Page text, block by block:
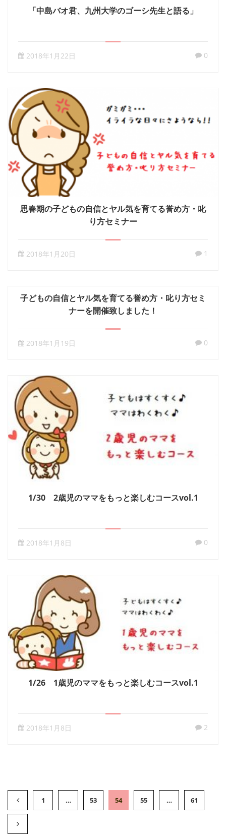
「中島バオ君、九州大学のゴーシ先生と語る」
2018年1月22日 0
思春期の子どもの自信とヤル気を育てる誉め方・叱
り方セミナー
2018年1月20日 1
子どもの自信とヤル気を育てる誉め方・叱り方セミ
ナーを開催致しました！
2018年1月19日 0
1/30 2歳児のママをもっと楽しむコースvol.1
2018年1月8日 0
1/26 1歳児のママをもっと楽しむコースvol.1
2018年1月8日 2
1 … 53 54 55 … 61